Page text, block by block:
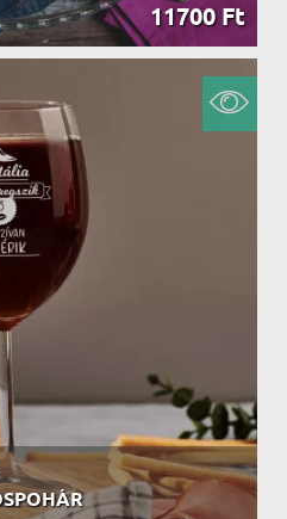
11700 Ft